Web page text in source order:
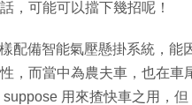
，可能可以擋下幾招呢！
配備智能氣壓懸掛系統，
，而當中為農夫車，也在
用來揸快車之用，